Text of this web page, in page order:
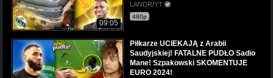
09:05
LANDRIYT
480p
Piłkarze UCIEKAJĄ z Arabii
Saudyjskiej! FATALNE PUDŁO Sadio
Mane! Szpakowski SKOMENTUJE
EURO 2024!